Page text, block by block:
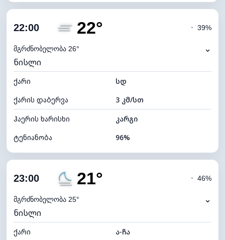
ღრუბლიანობა
ნამის წერტილი
ხილვადობა
განათების ინდექსი 0 (ბნელი)
ღრუბლის სიმაღლე 9520 მ
22:00 22°
მგრძნობელობა 26°
◔ 39%
⌄
ნისლი
ქარი
სდ
ქარის დაბერვა
3 კმ/სთ
ჰაერის ხარისხი
კარგი
ტენიანობა
96%
ღრუბლიანობა
ნამის წერტილი
ხილვადობა
განათების ინდექსი 0 (ბნელი)
23:00 21°
მგრძნობელობა 25°
◔ 46%
⌄
ნისლი
ქარი
ა-ჩა